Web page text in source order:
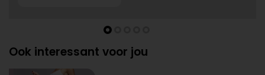
Ook interessant voor jou